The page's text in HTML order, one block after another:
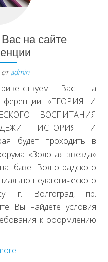
на сайте
отadmin
Вас на
«ТЕОРИЯ И
ВОСПИТАНИЯ
ИСТОРИЯ И
будет проходить в
«Золотая звезда»
базе Волгоградского
педагогического
г. Волгоград, пр.
Вы найдете условия
к оформлению